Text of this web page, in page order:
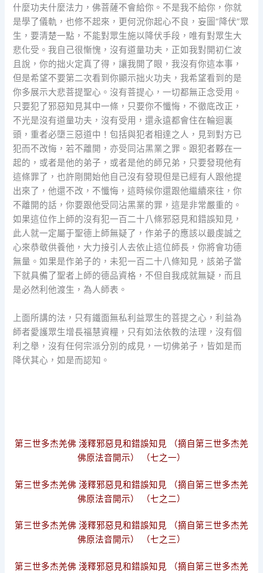
什麼功夫什麼法力，佛菩薩不會給你。不是我不給你，你就
是學了儀軌，也修不起來，更何況你起心不良，妄圖“降伏”眾
生，要清楚一點，不能對眾生施以降伏手段，唯有對眾生大
悲化受。我自己很慚愧，沒有道量功夫，正如我對開初仁波
且說，你的拙火定真了得，讓我開了眼，我沒有你這本事，
但是希望不要第二次看到你顯示拙火功夫，我希望看到的是
你多展示大悲菩提聖心。沒有菩提心，一切都無正念受用。
只要犯了邪惡知見其中一條，只要你不懺悔，不徹底改正，
不光是沒有道量功夫，沒有受用，還永遠都會住在輪迴裏
頭，重者必墮三惡道中！包括與犯者相達之人，見到對方已
犯而不改悔，若不離開，亦受同沾黑業之罪。跟犯者夥在一
起的，或者是他的弟子，或者是他的師兄弟，只要發現他有
這條罪了，也許剛開始他自己沒有發現但是已經有人跟他提
出來了，他還不改，不懺悔，這時候你還跟他繼續來往，你
不離開的話，你要跟他受同沾黑業的罪，這是非常嚴重的。
如果這位作上師的沒有犯一百二十八條邪惡見和錯誤知見，
此人就一定屬于聖德上師無疑了，作弟子的應該以最虔誠之
心來恭敬供養他，大力接引人去依止這位師長，你將會功德
無量。如果是作弟子的，未犯一百二十八條知見，該弟子當
下就具備了聖者上師的德品資格，不但自我成就無疑，而且
是必然利他渡生，為人師表。
上面所講的法，只有鐵面無私利益眾生的菩提之心，利益為
師者愛護眾生增長福慧資糧，只有如法依教的法理，沒有個
利之舉，沒有任何宗派分別的成見，一切佛弟子，皆如是而
降伏其心，如是而認知。
第三世多杰羌佛 淺釋邪惡見和錯誤知見 （摘自第三世多杰羌
佛原法音開示） （七之一）
第三世多杰羌佛 淺釋邪惡見和錯誤知見 （摘自第三世多杰羌
佛原法音開示） （七之二）
第三世多杰羌佛 淺釋邪惡見和錯誤知見 （摘自第三世多杰羌
佛原法音開示） （七之三）
第三世多杰羌佛 淺釋邪惡見和錯誤知見 （摘自第三世多杰羌